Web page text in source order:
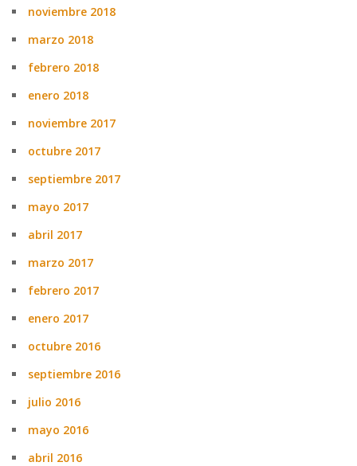
noviembre 2018
marzo 2018
febrero 2018
enero 2018
noviembre 2017
octubre 2017
septiembre 2017
mayo 2017
abril 2017
marzo 2017
febrero 2017
enero 2017
octubre 2016
septiembre 2016
julio 2016
mayo 2016
abril 2016